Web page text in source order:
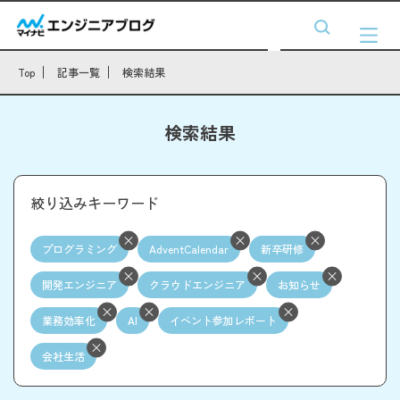
Top 記事一覧 検索結果
検索結果
絞り込みキーワード
プログラミング AdventCalendar 新卒研修
開発エンジニア クラウドエンジニア お知らせ
業務効率化 AI イベント参加レポート
会社生活